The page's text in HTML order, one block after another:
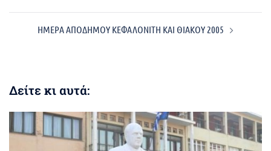
ΗΜΕΡΑ ΑΠΟΔΗΜΟΥ ΚΕΦΑΛΟΝΙΤΗ ΚΑΙ ΘΙΑΚΟΥ 2005
Δείτε κι αυτά: